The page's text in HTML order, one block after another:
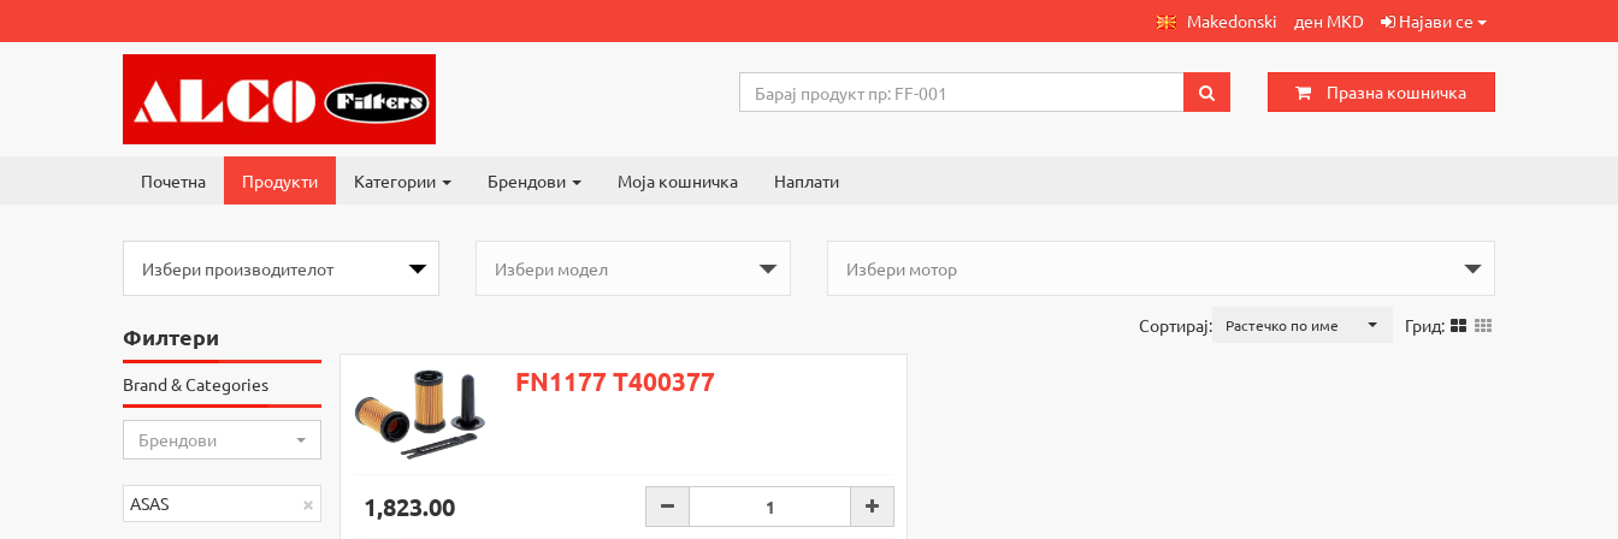
Makedonski ден MKD Најави се
Празна кошничка
Почетна Продукти Категории Брендови Моја кошничка Наплати
Филтери
Brand & Categories
Брендови
×
ASAS
Грид:
Сортирај: Растечко по име
FN1177 T400377
1,823.00